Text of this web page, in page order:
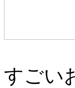
すごい